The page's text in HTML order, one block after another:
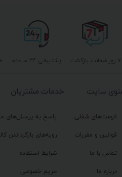
پشتیبانی ۲۴ ساعته ۷ روز ضمانت بازگشت
خدمات مشتریان
پاسخ به پرسش‌های
رویه‌های بازگرداندن
شرایط استفاده
حریم خصوصی
سایت
فرصت‌های شغلی
قوانین و مقررات
تماس با ما
درباره ما